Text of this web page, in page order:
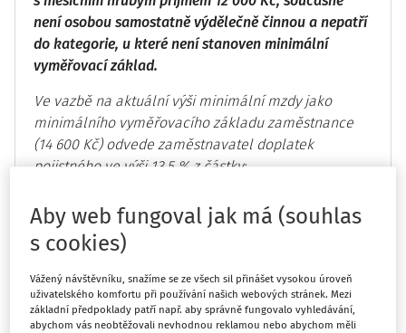
není osobou samostatně výdělečně činnou a nepatří
do kategorie, u které není stanoven minimální
vyměřovací základ.
Ve vazbě na aktuální výši minimální mzdy jako
minimálního vyměřovacího základu zaměstnance
(14 600 Kč) odvede zaměstnavatel doplatek
pojistného ve výši 13,5 % z částky:
Zaměstnavatel odvede celkové pojistné ve výši 0,135
x 14 600 = 1 971 Kč.
Zaměstnanci strhne z platu 1/3 pojistného ze
skutečně dosaženého příjmu:
Aby web fungoval jak má (souhlas
s cookies)
Vážený návštěvníku, snažíme se ze všech sil přinášet vysokou úroveň
uživatelského komfortu při používání našich webových stránek. Mezi
základní předpoklady patří např. aby správně fungovalo vyhledávání,
abychom vás neobtěžovali nevhodnou reklamou nebo abychom měli